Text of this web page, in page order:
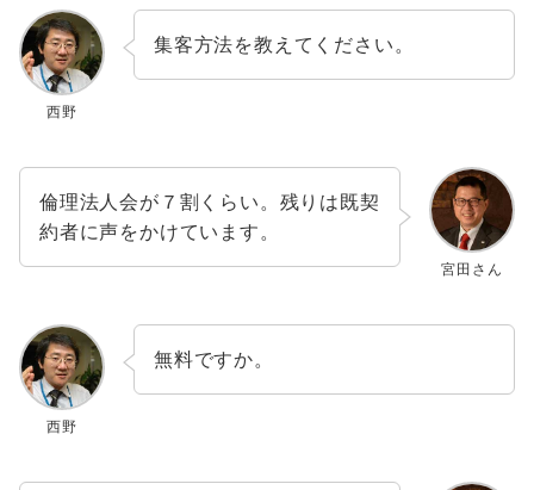
西野
集客方法を教えてください。
宮田さん
倫理法人会が７割くらい。残りは既契
約者に声をかけています。
西野
無料ですか。